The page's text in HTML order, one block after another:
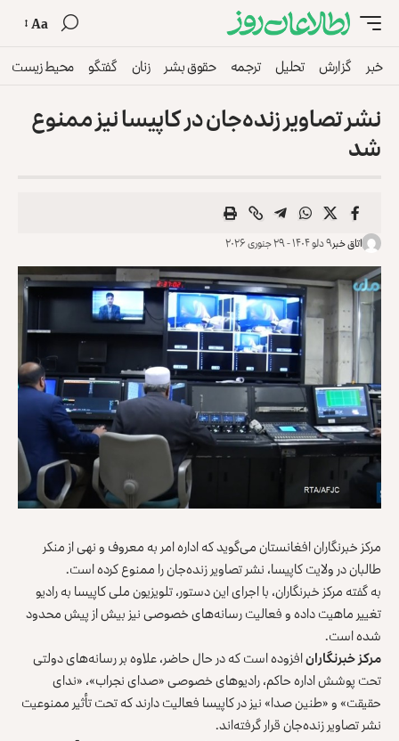
Aa
خبر گزارش تحلیل ترجمه حقوق بشر زنان گفتگو محیط زیست
نشر تصاویر زنده‌جان در کاپیسا نیز ممنوع
شد
اتاق خبر۹ دلو ۱۴۰۴ - ۲۹ جنوری ۲۰۲۶
مرکز خبرنگاران افغانستان می‌گوید که اداره امر به معروف و نهی از منکر
طالبان در ولایت کاپیسا، نشر تصاویر زنده‌جان را ممنوع کرده است.
به گفته مرکز خبرنگاران، با اجرای این دستور، تلویزیون ملی کاپیسا به رادیو
تغییر ماهیت داده و فعالیت رسانه‌های خصوصی نیز بیش از پیش محدود
شده است.
مرکز خبرنگارانافزوده است که در حال حاضر، علاوه بر رسانه‌های دولتی
تحت پوشش اداره حاکم، رادیوهای خصوصی «صدای نجراب»، «ندای
حقیقت» و «طنین صدا» نیز در کاپیسا فعالیت دارند که تحت تأثیر ممنوعیت
نشر تصاویر زنده‌جان قرار گرفته‌اند.